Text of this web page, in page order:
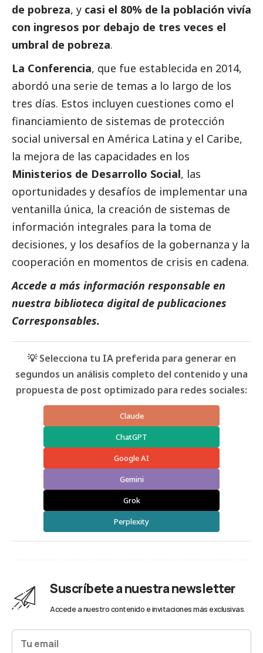
de pobreza, y casi el 80% de la población vivía
con ingresos por debajo de tres veces el
umbral de pobreza.
La Conferencia, que fue establecida en 2014,
abordó una serie de temas a lo largo de los
tres días. Estos incluyen cuestiones como el
financiamiento de sistemas de protección
social universal en América Latina y el Caribe,
la mejora de las capacidades en los
Ministerios de Desarrollo Social, las
oportunidades y desafíos de implementar una
ventanilla única, la creación de sistemas de
información integrales para la toma de
decisiones, y los desafíos de la gobernanza y la
cooperación en momentos de crisis en cadena.
Accede a más información responsable en
nuestra biblioteca digital de publicaciones
Corresponsables.
💡 Selecciona tu IA preferida para generar en
segundos un análisis completo del contenido y una
propuesta de post optimizado para redes sociales:
Claude
ChatGPT
Google AI
Gemini
Grok
Perplexity
Suscríbete a nuestra newsletter
Accede a nuestro contenido e invitaciones más exclusivas.